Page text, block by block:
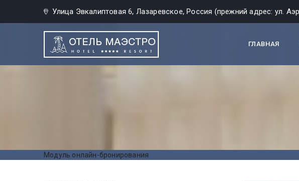
Улица Эвкалиптовая 6, Лазаревское, Россия (прежний адрес: ул.
ГЛАВНАЯ
Модуль онлайн-бронирования